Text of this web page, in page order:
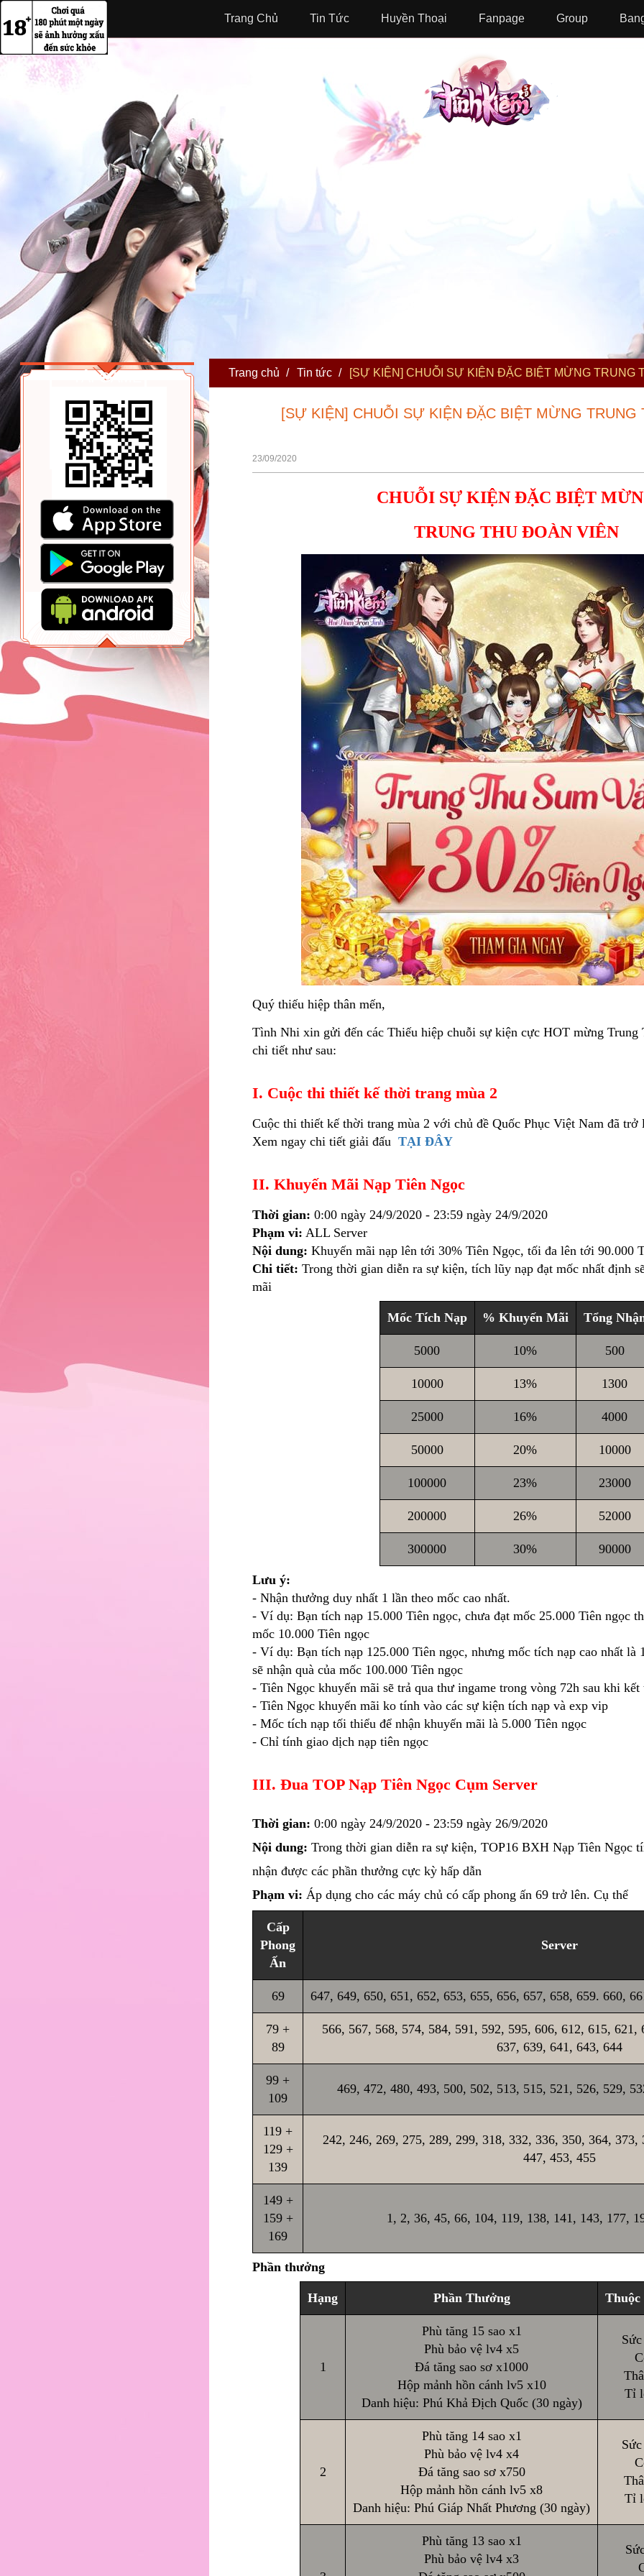
Trang Chủ Tin Tức Huyền Thoại Fanpage Group
TẢI GAME Trang chủ / Tin tức / [SỰ KIỆN] CHUỖI SỰ KIỆN ĐẶC BIỆT MỪNG TRUNG
[SỰ KIỆN] CHUỖI SỰ KIỆN ĐẶC BIỆT MỪNG TRUNG
23/09/2020
CHUỖI SỰ KIỆN ĐẶC BIỆT
TRUNG THU ĐOÀN VIÊN
Quý thiếu hiệp thân mến,
Tình Nhi xin gửi đến các Thiếu hiệp chuỗi sự kiện cực HOT mừng
chi tiết như sau:
I. Cuộc thi thiết kế thời trang mùa 2
Cuộc thi thiết kế thời trang mùa 2 với chủ đề Quốc Phục Việt Nam đã trở
Xem ngay chi tiết giải đấu TẠI ĐÂY
II. Khuyến Mãi Nạp Tiên Ngọc
Thời gian: 0:00 ngày 24/9/2020 - 23:59 ngày 24/9/2020
Phạm vi: ALL Server
Nội dung: Khuyến mãi nạp lên tới 30% Tiên Ngọc, tối đa lên tới 90.000
Chi tiết: Trong thời gian diễn ra sự kiện, tích lũy nạp đạt mốc nhất định
mãi
Mốc Tích Nạp % Khuyến Mãi Tổng
5000 10% 500
10000 13% 1300
25000 16% 4000
50000 20% 10000
100000 23% 23000
200000 26% 52000
300000 30% 90000
Lưu ý:
- Nhận thưởng duy nhất 1 lần theo mốc cao nhất.
- Ví dụ: Bạn tích nạp 15.000 Tiên ngọc, chưa đạt mốc 25.000 Tiên ngọc
mốc 10.000 Tiên ngọc
- Ví dụ: Bạn tích nạp 125.000 Tiên ngọc, nhưng mốc tích nạp cao nhất là
sẽ nhận quà của mốc 100.000 Tiên ngọc
- Tiên Ngọc khuyến mãi sẽ trả qua thư ingame trong vòng 72h sau khi
- Tiên Ngọc khuyến mãi ko tính vào các sự kiện tích nạp và exp vip
- Mốc tích nạp tối thiểu để nhận khuyến mãi là 5.000 Tiên ngọc
- Chỉ tính giao dịch nạp tiên ngọc
III. Đua TOP Nạp Tiên Ngọc Cụm Server
Thời gian: 0:00 ngày 24/9/2020 - 23:59 ngày 26/9/2020
Nội dung: Trong thời gian diễn ra sự kiện, TOP16 BXH Nạp Tiên Ngọc
nhận được các phần thưởng cực kỳ hấp dẫn
Phạm vi: Áp dụng cho các máy chủ có cấp phong ấn 69 trở lên. Cụ thể
Cấp
Phong
Ấn
Server
69 647, 649, 650, 651, 652, 653, 655, 656, 657, 658, 659. 660,
79 +
89
566, 567, 568, 574, 584, 591, 592, 595, 606, 612, 615, 621,
637, 639, 641, 643, 644
99 +
109
469, 472, 480, 493, 500, 502, 513, 515, 521, 526, 529,
119 +
129 +
139
242, 246, 269, 275, 289, 299, 318, 332, 336, 350, 364, 373,
447, 453, 455
149 +
159 +
169
1, 2, 36, 45, 66, 104, 119, 138, 141, 143, 177,
Phần thưởng
Hạng Phần Thưởng Thuộc
1
Phù tăng 15 sao x1
Phù bảo vệ lv4 x5
Đá tăng sao sơ x1000
Hộp mảnh hồn cánh lv5 x10
Danh hiệu: Phú Khả Địch Quốc (30 ngày)
Tỉ
2
Phù tăng 14 sao x1
Phù bảo vệ lv4 x4
Đá tăng sao sơ x750
Hộp mảnh hồn cánh lv5 x8
Danh hiệu: Phú Giáp Nhất Phương (30 ngày)
Tỉ
Phù tăng 13 sao x1
Phù bảo vệ lv4 x3